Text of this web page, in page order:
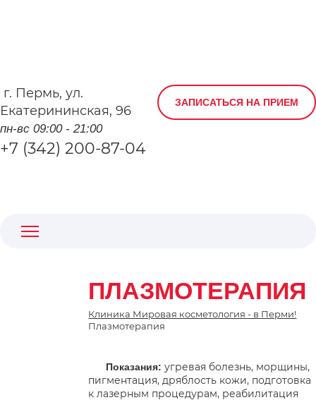
г. Пермь, ул.
Екатерининская, 96
пн-вс 09:00 - 21:00
+7 (342) 200-87-04
ЗАПИСАТЬСЯ НА ПРИЕМ
ПЛАЗМОТЕРАПИЯ
Клиника Мировая косметология - в Перми!
Плазмотерапия
Показания: угревая болезнь, морщины,
пигментация, дряблость кожи, подготовка
к лазерным процедурам, реабилитация